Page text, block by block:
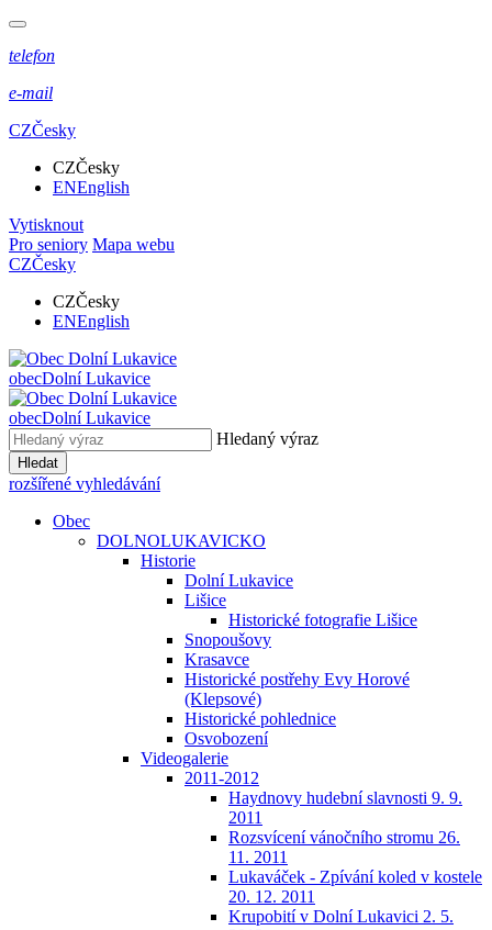
telefon
e-mail
CZČesky
CZČesky
ENEnglish
Vytisknout
Pro seniory Mapa webu
CZČesky
CZČesky
ENEnglish
obecDolní Lukavice
obecDolní Lukavice
Hledaný výraz
Hledat
rozšířené vyhledávání
Obec
DOLNOLUKAVICKO
Historie
Dolní Lukavice
Lišice
Historické fotografie Lišice
Snopoušovy
Krasavce
Historické postřehy Evy Horové
(Klepsové)
Historické pohlednice
Osvobození
Videogalerie
2011-2012
Haydnovy hudební slavnosti 9. 9.
2011
Rozsvícení vánočního stromu 26.
11. 2011
Lukaváček - Zpívání koled v kostele
20. 12. 2011
Krupobití v Dolní Lukavici 2. 5.